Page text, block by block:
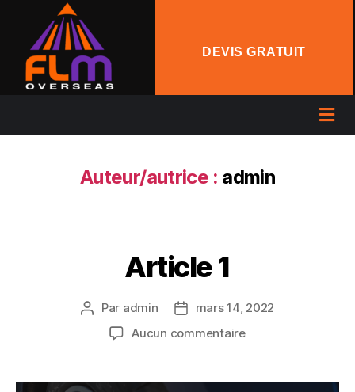
DEVIS GRATUIT
Auteur/autrice : admin
Article 1
Par admin
mars 14, 2022
Aucun commentaire